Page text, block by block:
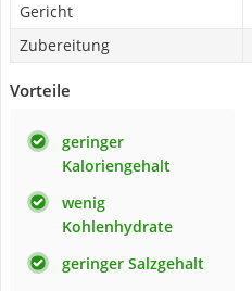
Gericht
Zubereitung
Vorteile
geringer
Kaloriengehalt
wenig
Kohlenhydrate
geringer Salzgehalt